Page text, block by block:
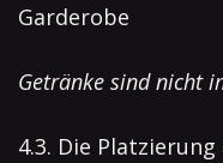
Garderobe
Getränke sind nicht
4.3. Die